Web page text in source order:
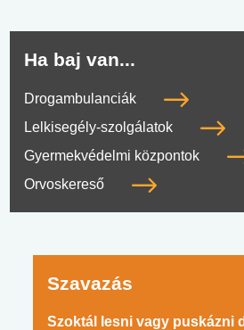
Ha baj van...
Drogambulanciák
Lelkisegély-szolgálatok
Gyermekvédelmi központok
Orvoskereső
Szavazás
Szoktál lesni vagy puskázni